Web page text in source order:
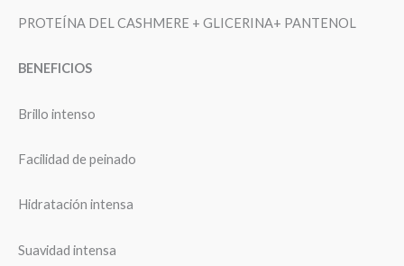
PROTEÍNA DEL CASHMERE + GLICERINA+ PANTENOL
BENEFICIOS
Brillo intenso
Facilidad de peinado
Hidratación intensa
Suavidad intensa